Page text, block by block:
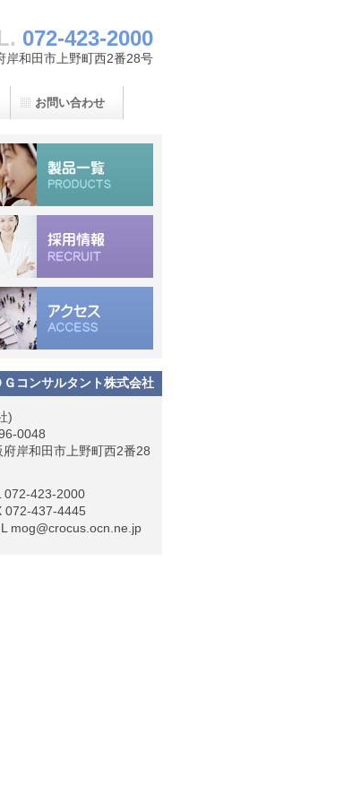
072-423-2000
岸和田市上野町西2番28号
お問い合わせ
Ｇコンサルタント株式会社
)
0048
府岸和田市上野町西2番28
072-423-2000
072-437-4445
mog@crocus.ocn.ne.jp